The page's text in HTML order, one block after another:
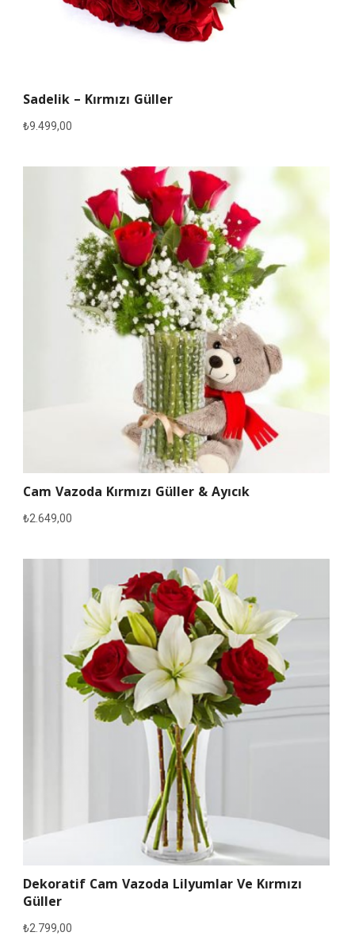
Sadelik – Kırmızı Güller
₺9.499,00
Cam Vazoda Kırmızı Güller & Ayıcık
₺2.649,00
Dekoratif Cam Vazoda Lilyumlar Ve Kırmızı
Güller
₺2.799,00